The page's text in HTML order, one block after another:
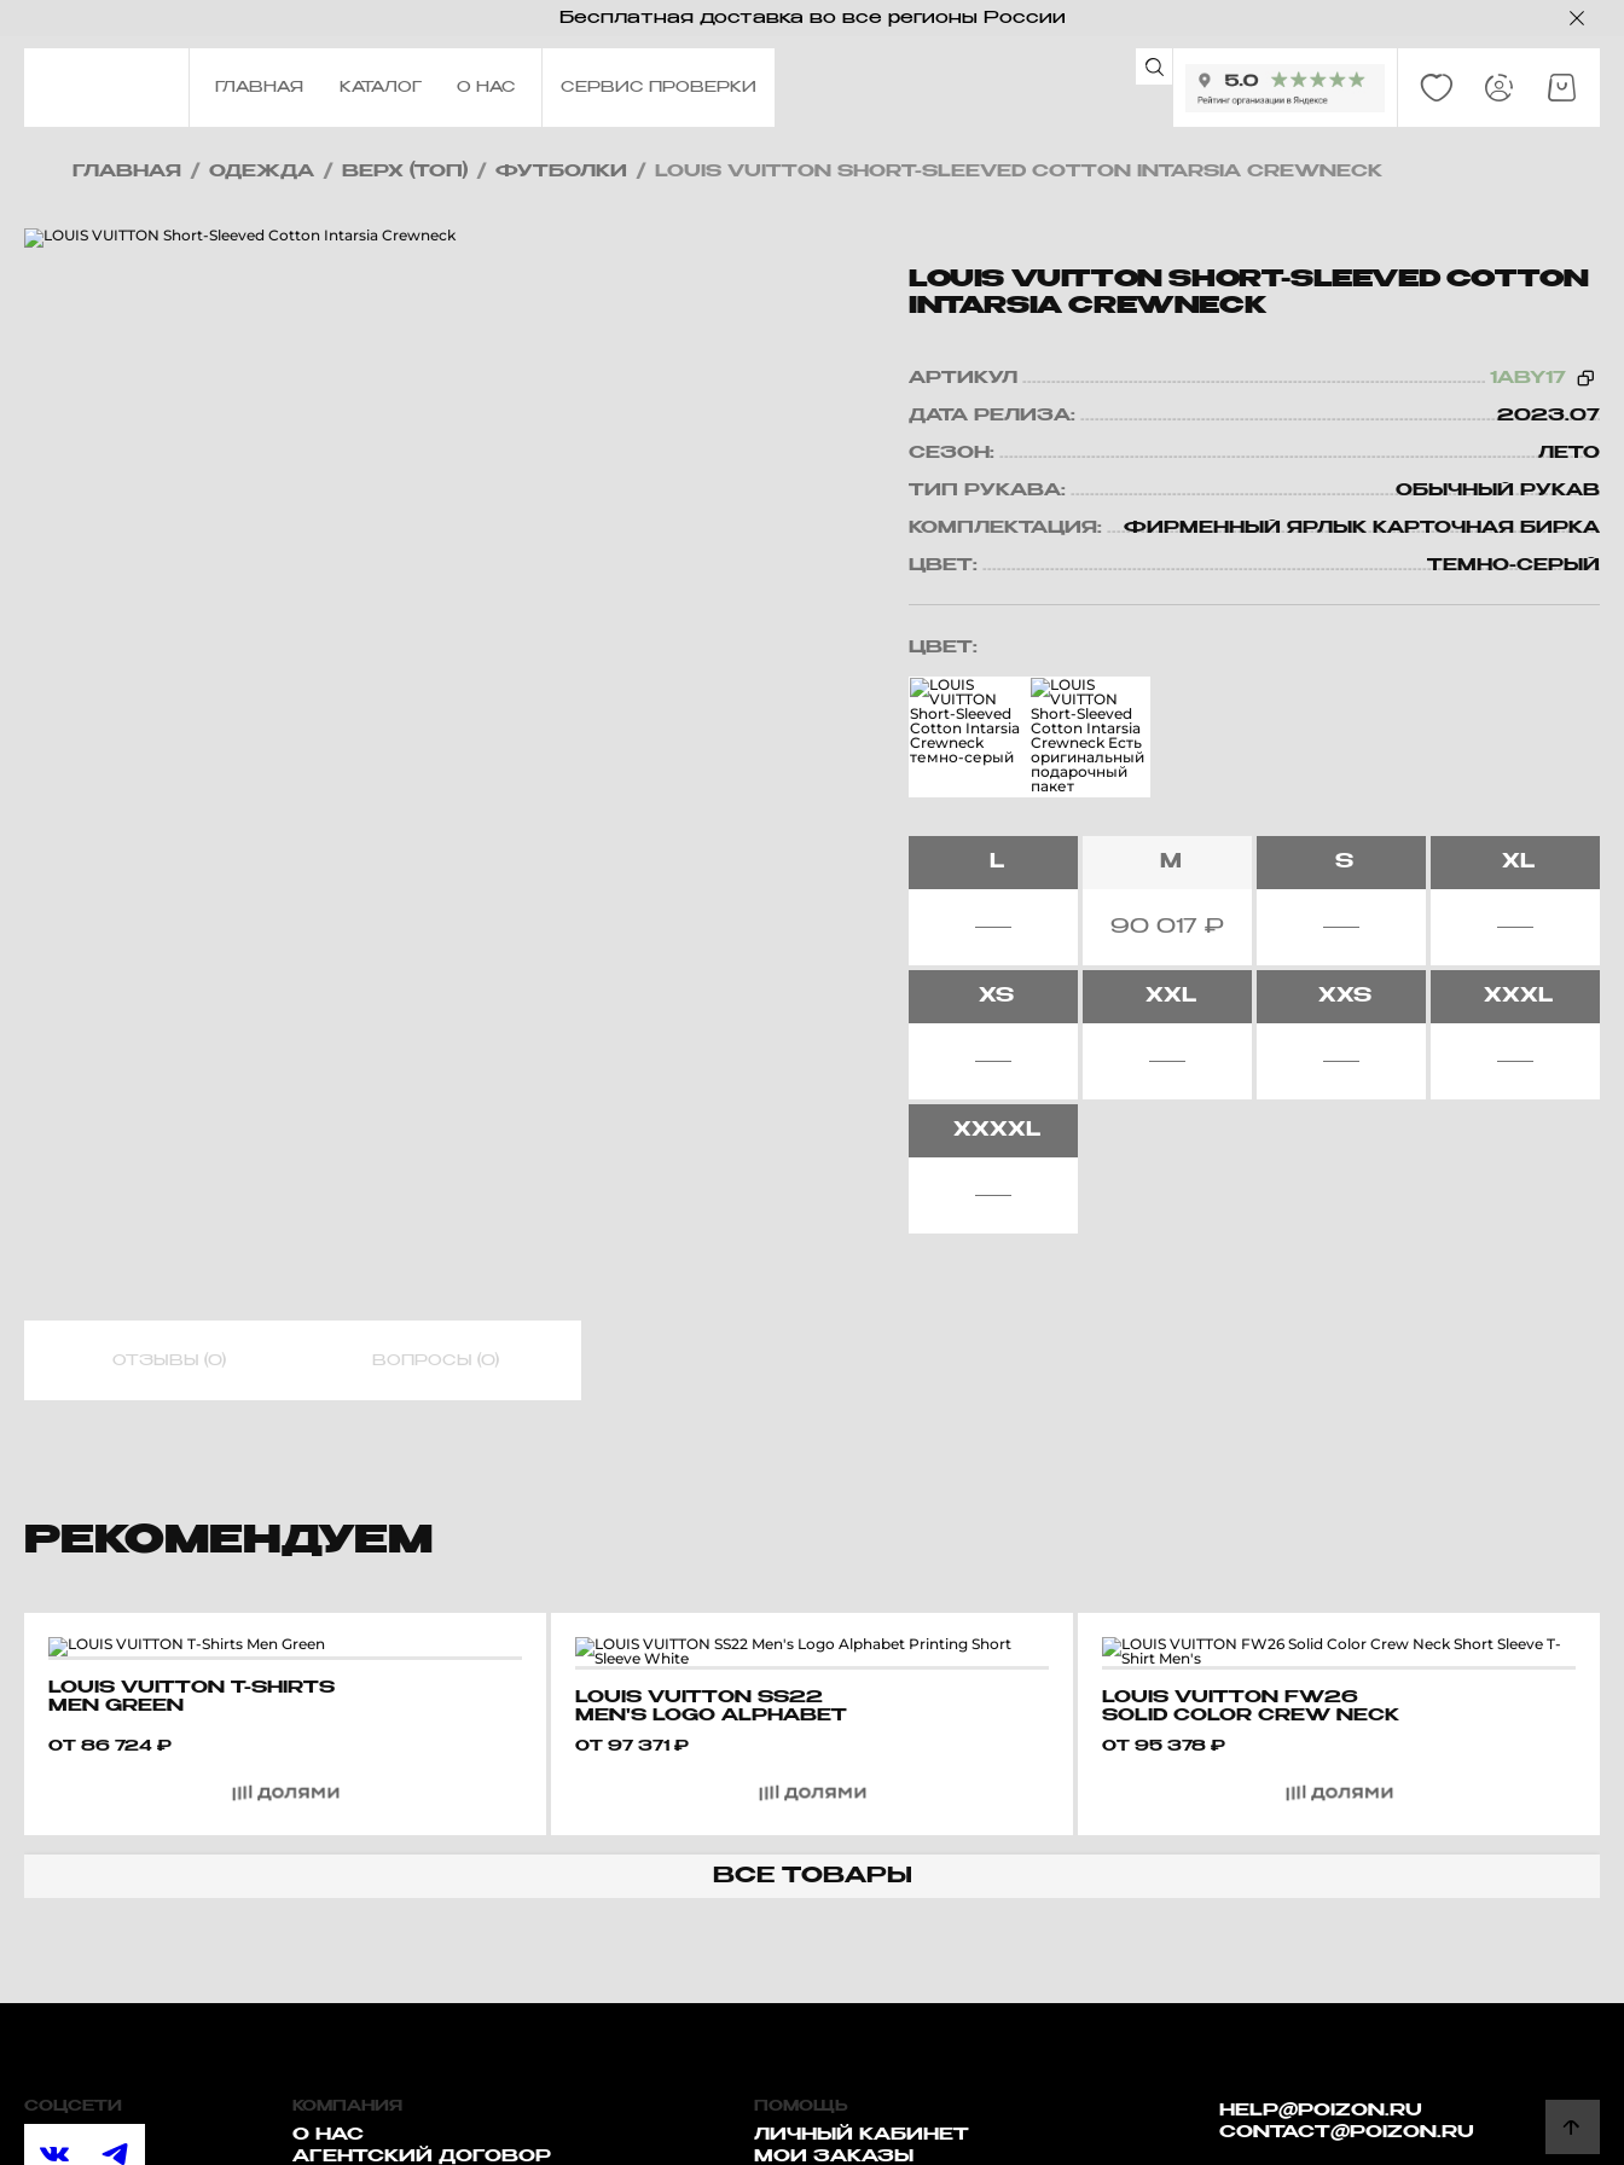
Бесплатная доставка во все регионы России
ГЛАВНАЯ КАТАЛОГ О НАС СЕРВИС ПРОВЕРКИ
ГЛАВНАЯ / ОДЕЖДА / ВЕРХ (ТОП) / ФУТБОЛКИ / LOUIS VUITTON SHORT-SLEEVED COTTON INTARSIA CREWNECK
LOUIS VUITTON SHORT-SLEEVED COTTON
INTARSIA CREWNECK
АРТИКУЛ 1ABY17
ДАТА РЕЛИЗА: 2023.07
СЕЗОН: ЛЕТО
ТИП РУКАВА: ОБЫЧНЫЙ РУКАВ
КОМПЛЕКТАЦИЯ: ФИРМЕННЫЙ ЯРЛЫК КАРТОЧНАЯ БИРКА
ЦВЕТ: ТЕМНО-СЕРЫЙ
ЦВЕТ:
L M
90 017₽
S XL
XS XXL XXS XXXL
XXXXL
ОТЗЫВЫ (0) ВОПРОСЫ (0)
РЕКОМЕНДУЕМ
LOUIS VUITTON T-SHIRTS
MEN GREEN
ОТ 86 724 ₽
LOUIS VUITTON SS22
MEN'S LOGO ALPHABET
WHITE
ОТ 97 371 ₽
LOUIS VUITTON FW26
SOLID COLOR CREW NECK
MEN'S
ОТ 95 378 ₽
ВСЕ ТОВАРЫ
СОЦСЕТИ КОМПАНИЯ
О НАС
АГЕНТСКИЙ ДОГОВОР
HELP@POIZON.RU
CONTACT@POIZON.RU
ПОМОЩЬ
ЛИЧНЫЙ КАБИНЕТ
МОИ ЗАКАЗЫ